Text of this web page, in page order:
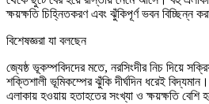
ক্ষয়ক্ষতি চিহ্নিতকরণ এবং ঝুঁকিপূর্ণ ভবন বিচ্ছিন্ন
বিশেষজ্ঞরা যা বলছেন
জ্যেষ্ঠ ভূকম্পবিদদের মতে, নরসিংদীর নিচ দিয়ে
শক্তিশালী ভূমিকম্পের ঝুঁকি দীর্ঘদিন ধরেই
এলাকায় হওয়ায় হতাহতের সংখ্যা ও ক্ষয়ক্ষতি বেশি